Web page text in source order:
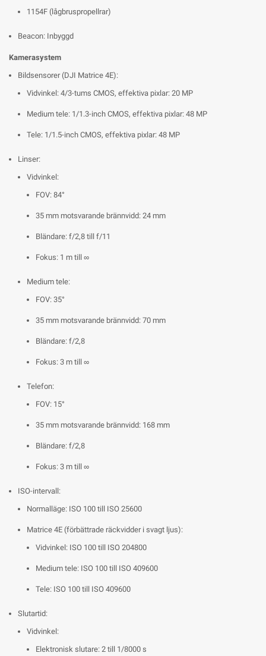
1154F (lågbruspropellrar)
Beacon: Inbyggd
Kamerasystem
Bildsensorer (DJI Matrice 4E):
Vidvinkel: 4/3-tums CMOS, effektiva pixlar: 20 MP
Medium tele: 1/1.3-inch CMOS, effektiva pixlar: 48 MP
Tele: 1/1.5-inch CMOS, effektiva pixlar: 48 MP
Linser:
Vidvinkel:
FOV: 84°
35 mm motsvarande brännvidd: 24 mm
Bländare: f/2,8 till f/11
Fokus: 1 m till ∞
Medium tele:
FOV: 35°
35 mm motsvarande brännvidd: 70 mm
Bländare: f/2,8
Fokus: 3 m till ∞
Telefon:
FOV: 15°
35 mm motsvarande brännvidd: 168 mm
Bländare: f/2,8
Fokus: 3 m till ∞
ISO-intervall:
Normalläge: ISO 100 till ISO 25600
Matrice 4E (förbättrade räckvidder i svagt ljus):
Vidvinkel: ISO 100 till ISO 204800
Medium tele: ISO 100 till ISO 409600
Tele: ISO 100 till ISO 409600
Slutartid:
Vidvinkel:
Elektronisk slutare: 2 till 1/8000 s